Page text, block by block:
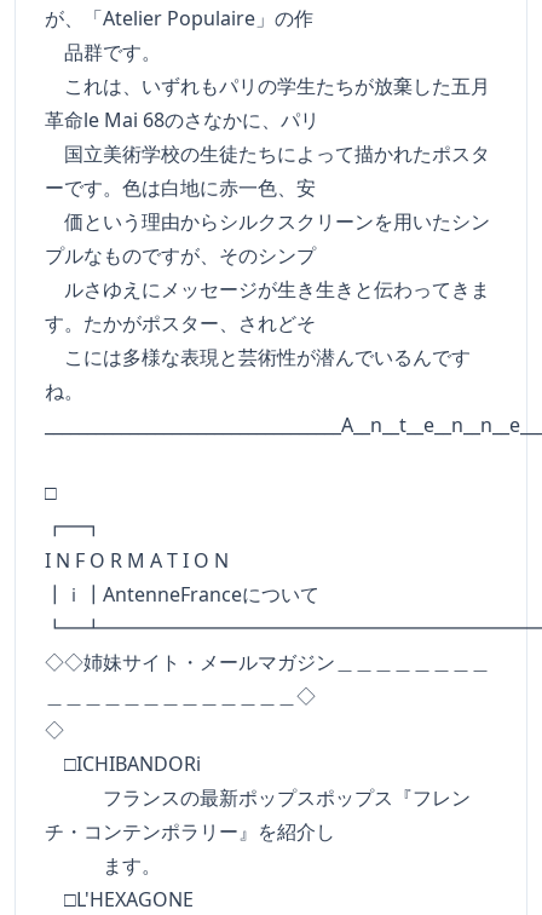
が、「Atelier Populaire」の作
品群です。
これは、いずれもパリの学生たちが放棄した五月
革命le Mai 68のさなかに、パリ
国立美術学校の生徒たちによって描かれたポスタ
ーです。色は白地に赤一色、安
価という理由からシルクスクリーンを用いたシン
プルなものですが、そのシンプ
ルさゆえにメッセージが生き生きと伝わってきま
す。たかがポスター、されどそ
こには多様な表現と芸術性が潜んでいるんです
ね。
□
I N F O R M A T I O N
┃ｉ┃AntenneFranceについて
◇◇姉妹サイト・メールマガジン＿＿＿＿＿＿＿＿
＿＿＿＿＿＿＿＿＿＿＿＿＿◇
◇
□ICHIBANDORi
フランスの最新ポップスポップス『フレン
チ・コンテンポラリー』を紹介し
ます。
□L'HEXAGONE